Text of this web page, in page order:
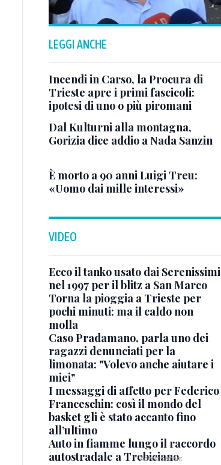
LEGGI ANCHE
Incendi in Carso, la Procura di
Trieste apre i primi fascicoli:
ipotesi di uno o più piromani
Dal Kulturni alla montagna,
Gorizia dice addio a Nada Sanzin
È morto a 90 anni Luigi Treu:
«Uomo dai mille interessi»
VIDEO
Ecco il tanko usato dai Serenissimi
nel 1997 per il blitz a San Marco
Torna la pioggia a Trieste per
pochi minuti: ma il caldo non
molla
Caso Pradamano, parla uno dei
ragazzi denunciati per la
limonata: "Volevo anche aiutare i
miei"
I messaggi di affetto per Federico
Franceschin: così il mondo del
basket gli è stato accanto fino
all’ultimo
Auto in fiamme lungo il raccordo
autostradale a Trebiciano